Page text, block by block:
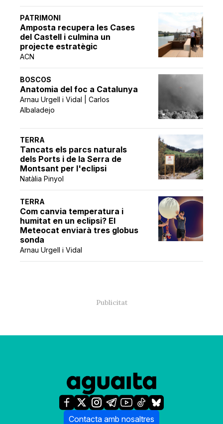
PATRIMONI
Amposta recupera les Cases
del Castell i culmina un
projecte estratègic
ACN
BOSCOS
Anatomia del foc a Catalunya
Arnau Urgell i Vidal | Carlos
Albaladejo
TERRA
Tancats els parcs naturals
dels Ports i de la Serra de
Montsant per l'eclipsi
Natàlia Pinyol
TERRA
Com canvia temperatura i
humitat en un eclipsi? El
Meteocat enviarà tres globus
sonda
Arnau Urgell i Vidal
Contacta amb nosaltres